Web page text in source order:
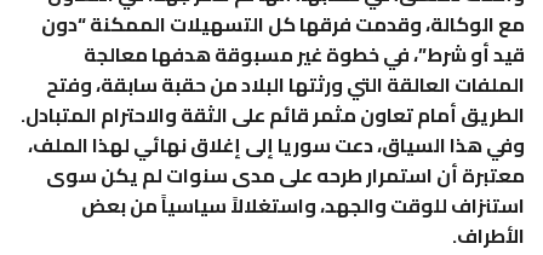
مع الوكالة، وقدمت فرقها كل التسهيلات الممكنة “دون
قيد أو شرط”، في خطوة غير مسبوقة هدفها معالجة
الملفات العالقة التي ورثتها البلاد من حقبة سابقة، وفتح
الطريق أمام تعاون مثمر قائم على الثقة والاحترام المتبادل.
وفي هذا السياق، دعت سوريا إلى إغلاق نهائي لهذا الملف،
معتبرة أن استمرار طرحه على مدى سنوات لم يكن سوى
استنزاف للوقت والجهد، واستغلالاً سياسياً من بعض
الأطراف.